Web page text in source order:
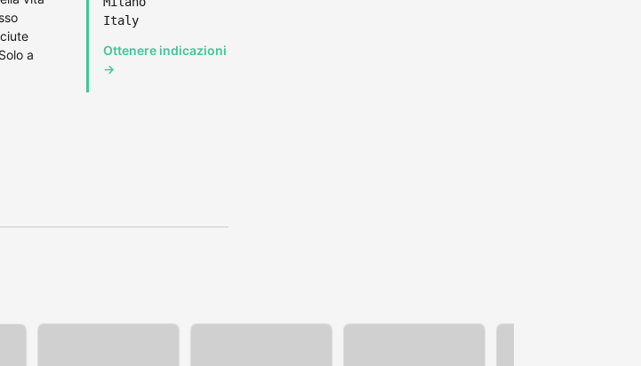
a
Italy
Ottenere indicazioni
→